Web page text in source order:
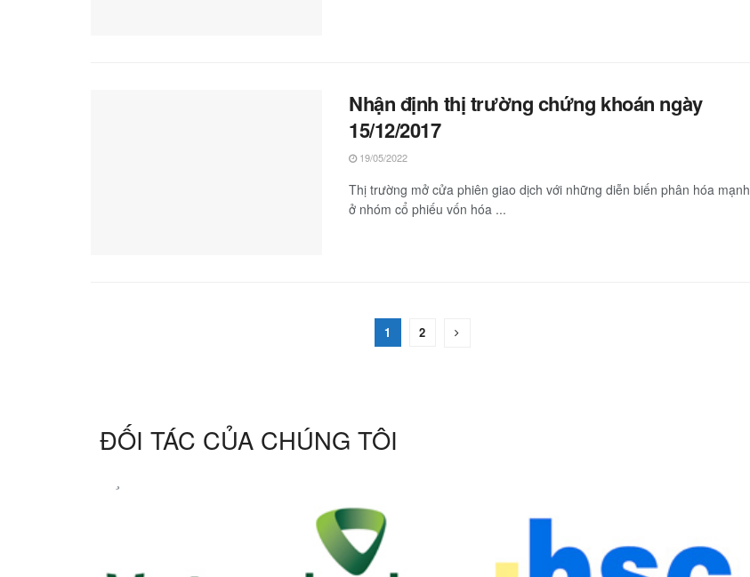
Nhận định thị trường chứng khoán ngày
15/12/2017
19/05/2022
Thị trường mở cửa phiên giao dịch với những diễn biến phân hóa mạnh
ở nhóm cổ phiếu vốn hóa ...
1 2
ĐỐI TÁC CỦA CHÚNG TÔI